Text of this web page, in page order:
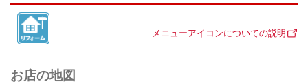
メニューアイコンについての説明
お店の地図